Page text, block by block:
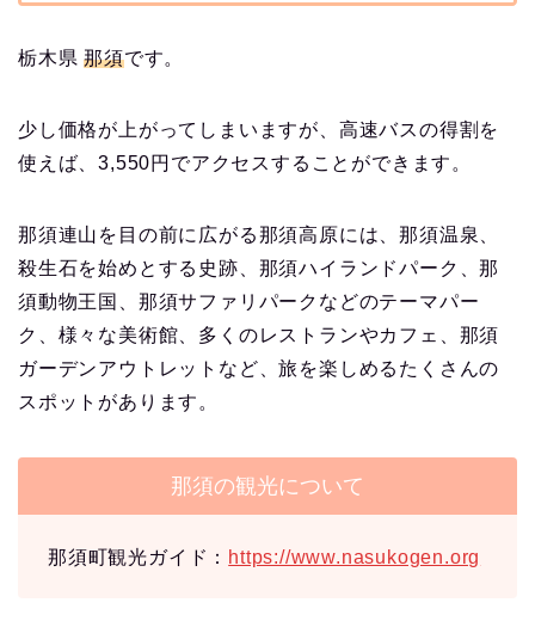
栃木県那須です。
少し価格が上がってしまいますが、高速バスの得割を
使えば、3,550円でアクセスすることができます。
那須連山を目の前に広がる那須高原には、那須温泉、
殺生石を始めとする史跡、那須ハイランドパーク、那
須動物王国、那須サファリパークなどのテーマパー
ク、様々な美術館、多くのレストランやカフェ、那須
ガーデンアウトレットなど、旅を楽しめるたくさんの
スポットがあります。
那須の観光について
那須町観光ガイド： https://www.nasukogen.org